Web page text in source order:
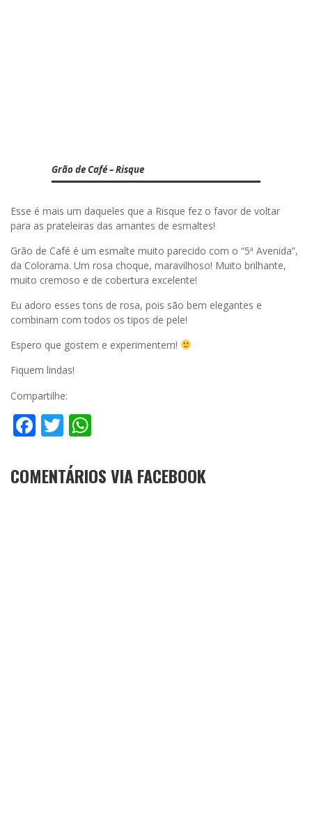
Grão de Café – Risque
Esse é mais um daqueles que a Risque fez o favor de voltar
para as prateleiras das amantes de esmaltes!
Grão de Café é um esmalte muito parecido com o “5ª Avenida”,
da Colorama. Um rosa choque, maravilhoso! Muito brilhante,
muito cremoso e de cobertura excelente!
Eu adoro esses tons de rosa, pois são bem elegantes e
combinam com todos os tipos de pele!
Espero que gostem e experimentem!
Fiquem lindas!
Compartilhe:
Facebook
Twitter
COMENTÁRIOS VIA FACEBOOK